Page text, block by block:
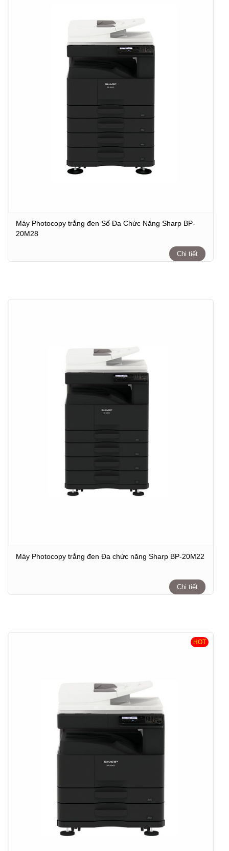
Máy Photocopy trắng đen Số Đa Chức Năng Sharp BP-
20M28
Chi tiết
Máy Photocopy trắng đen Đa chức năng Sharp BP-20M22
Chi tiết
HOT